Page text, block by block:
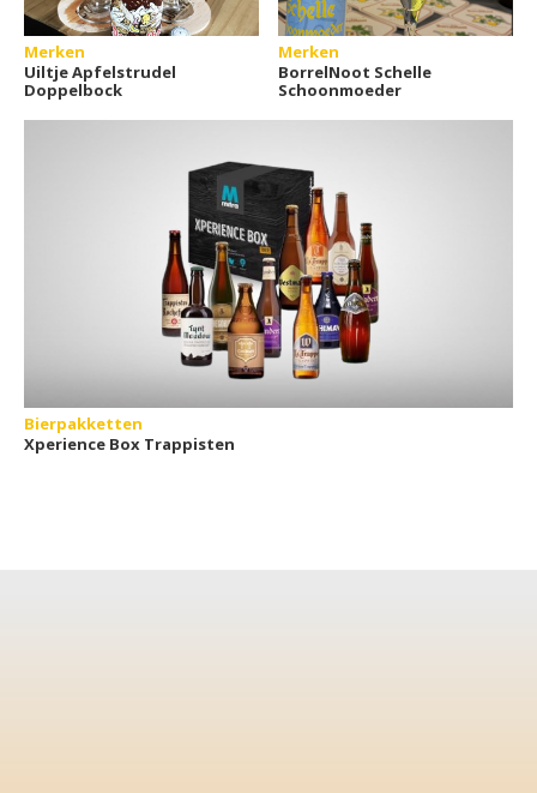
Merken
Uiltje Apfelstrudel
Doppelbock
Merken
BorrelNoot Schelle
Schoonmoeder
Bierpakketten
Xperience Box Trappisten